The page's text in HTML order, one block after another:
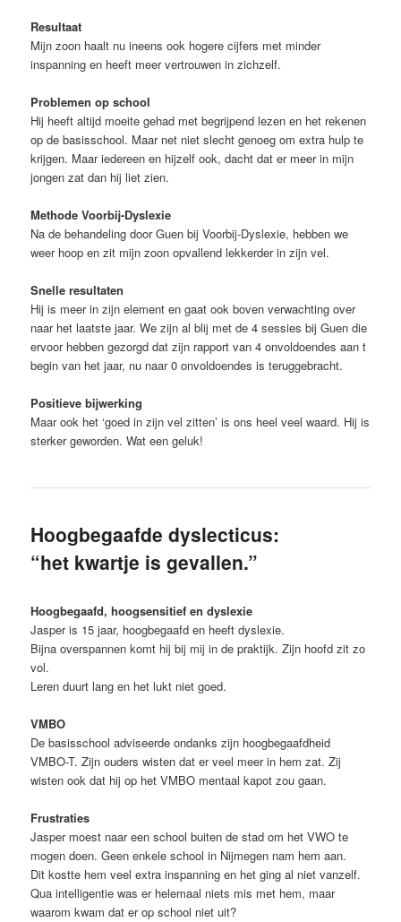
Resultaat
Mijn zoon haalt nu ineens ook hogere cijfers met minder
inspanning en heeft meer vertrouwen in zichzelf.
Problemen op school
Hij heeft altijd moeite gehad met begrijpend lezen en het rekenen
op de basisschool. Maar net niet slecht genoeg om extra hulp te
krijgen. Maar iedereen en hijzelf ook, dacht dat er meer in mijn
jongen zat dan hij liet zien.
Methode Voorbij-Dyslexie
Na de behandeling door Guen bij Voorbij-Dyslexie, hebben we
weer hoop en zit mijn zoon opvallend lekkerder in zijn vel.
Snelle resultaten
Hij is meer in zijn element en gaat ook boven verwachting over
naar het laatste jaar. We zijn al blij met de 4 sessies bij Guen die
ervoor hebben gezorgd dat zijn rapport van 4 onvoldoendes aan t
begin van het jaar, nu naar 0 onvoldoendes is teruggebracht.
Positieve bijwerking
Maar ook het ‘goed in zijn vel zitten’ is ons heel veel waard. Hij is
sterker geworden. Wat een geluk!
Hoogbegaafde dyslecticus:
“het kwartje is gevallen.”
Hoogbegaafd, hoogsensitief en dyslexie
Jasper is 15 jaar, hoogbegaafd en heeft dyslexie.
Bijna overspannen komt hij bij mij in de praktijk. Zijn hoofd zit zo
vol.
Leren duurt lang en het lukt niet goed.
VMBO
De basisschool adviseerde ondanks zijn hoogbegaafdheid
VMBO-T. Zijn ouders wisten dat er veel meer in hem zat. Zij
wisten ook dat hij op het VMBO mentaal kapot zou gaan.
Frustraties
Jasper moest naar een school buiten de stad om het VWO te
mogen doen. Geen enkele school in Nijmegen nam hem aan.
Dit kostte hem veel extra inspanning en het ging al niet vanzelf.
Qua intelligentie was er helemaal niets mis met hem, maar
waarom kwam dat er op school niet uit?